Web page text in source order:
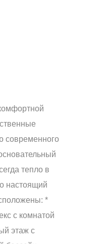
современного
тепло в
настоящий
*
с комнатой
этаж с